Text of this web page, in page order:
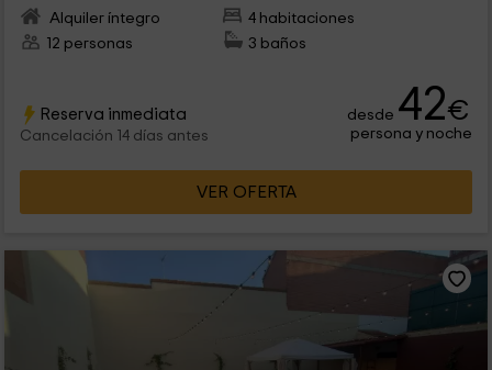
Alquiler íntegro
4 habitaciones
12 personas
3 baños
Reserva inmediata
Cancelación 14 días antes
desde 42€
persona y noche
VER OFERTA